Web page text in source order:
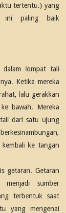
tertentu.) yang
ini paling baik
dalam lompat tali
Ketika mereka
lalu gerakkan
bawah. Mereka
dari satu ujung
ke tangan
getaran. Getaran
menjadi sumber
terbentuk saat
yang mengenai